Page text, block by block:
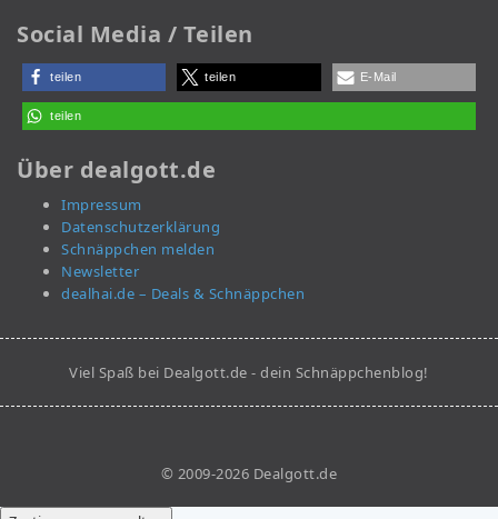
Social Media / Teilen
teilen teilen E-Mail
teilen
Über dealgott.de
Impressum
Datenschutzerklärung
Schnäppchen melden
Newsletter
dealhai.de – Deals & Schnäppchen
Viel Spaß bei Dealgott.de - dein Schnäppchenblog!
© 2009-2026 Dealgott.de